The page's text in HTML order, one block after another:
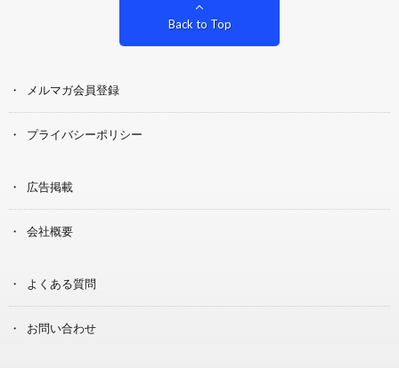
Back to Top
メルマガ会員登録
プライバシーポリシー
広告掲載
会社概要
よくある質問
お問い合わせ